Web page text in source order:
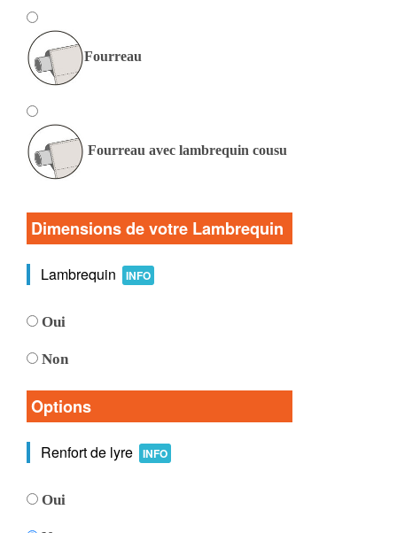
Fourreau
Fourreau avec lambrequin cousu
Dimensions de votre Lambrequin
Lambrequin INFO
Oui
Non
Options
Renfort de lyre INFO
Oui